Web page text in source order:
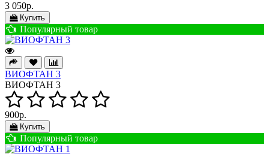
3 050р.
Купить
Популярный товар
ВИОФТАН 3
ВИОФТАН 3
900р.
Купить
Популярный товар